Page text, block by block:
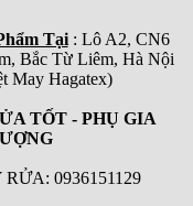
Tại: Lô A2, CN6
Bắc Từ Liêm, Hà Nội
May Hagatex)
TỐT - PHỤ GIA
0936151129